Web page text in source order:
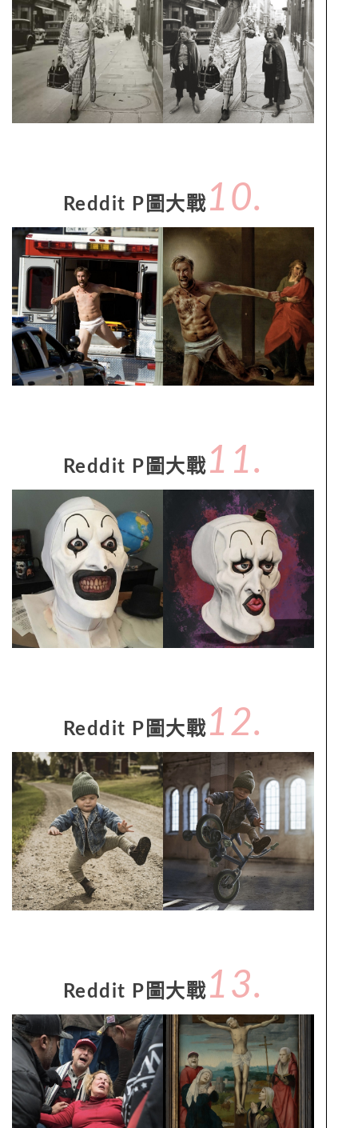
Reddit P圖大戰 10.
Reddit P圖大戰 11.
Reddit P圖大戰 12.
Reddit P圖大戰 13.